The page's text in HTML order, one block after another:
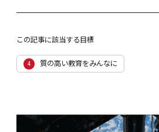
この記事に該当する目標
4 質の高い教育をみんなに